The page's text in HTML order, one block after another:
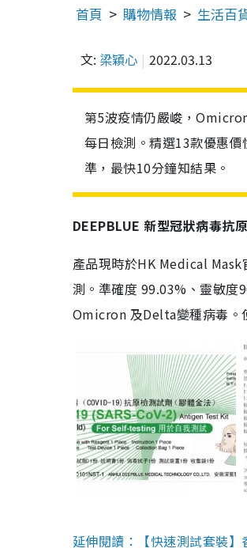
首頁 購物情報 生活百
文: 梁穎心 2022.03.13
第5波疫情仍嚴峻，
每日檢測。精選13款優惠
準，最快10分鐘知結果。
DEEPBLUE 新型冠狀病毒抗
產品現時於HK Medical
測。準確度 99.03%、靈敏度
Omicron 及Delta變種病毒。
延伸閱讀：【快速測試套裝